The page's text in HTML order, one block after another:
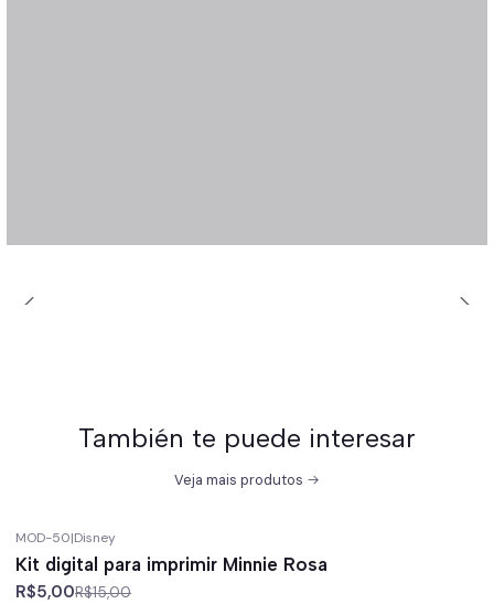
También te puede interesar
Veja mais produtos
MOD-50|Disney
Kit digital para imprimir Minnie Rosa
R$5,00R$15,00